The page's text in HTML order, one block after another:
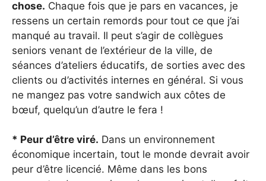
chose. Chaque fois que je pars en vacances, je
ressens un certain remords pour tout ce que j’ai
manqué au travail. Il peut s’agir de collègues
seniors venant de l’extérieur de la ville, de
séances d’ateliers éducatifs, de sorties avec des
clients ou d’activités internes en général. Si vous
ne mangez pas votre sandwich aux côtes de
bœuf, quelqu’un d’autre le fera !
* Peur d’être viré. Dans un environnement
économique incertain, tout le monde devrait avoir
peur d’être licencié. Même dans les bons